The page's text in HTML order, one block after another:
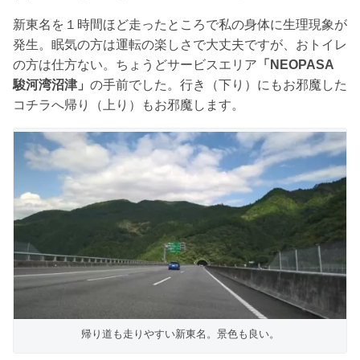
新東名を１時間ほど走ったところで私の身体に生理現象が
発生。眠気の方は運転の楽しさで大丈夫ですが、おトイレ
の方は仕方ない。ちょうどサービスエリア 「NEOPASA
駿河湾沼津」 の手前でした。行き（下り）にもお邪魔した
コチラへ帰り（上り）もお邪魔します。
帰り道も走りやすい新東名。景色も良い。